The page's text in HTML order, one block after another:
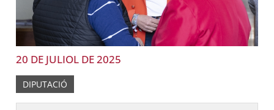
20 DE JULIOL DE 2025
DIPUTACIÓ